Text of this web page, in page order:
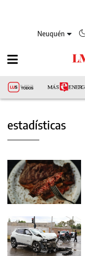
Neuquén
estadísticas